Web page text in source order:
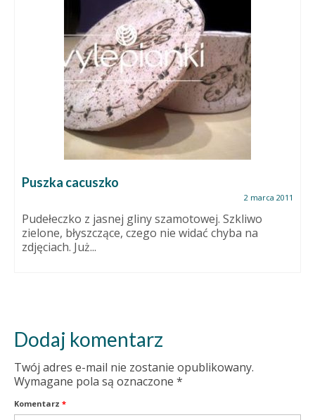
Puszka cacuszko
2 marca 2011
Pudełeczko z jasnej gliny szamotowej. Szkliwo
zielone, błyszczące, czego nie widać chyba na
zdjęciach. Już...
Dodaj komentarz
Twój adres e-mail nie zostanie opublikowany.
Wymagane pola są oznaczone *
Komentarz *